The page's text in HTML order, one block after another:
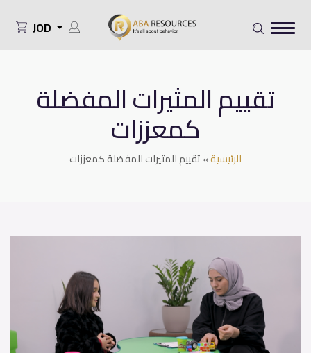
JOD
تقييم المثيرات المفضلة
كمعززات
الرئيسية»تقييم المثيرات المفضلة كمعززات